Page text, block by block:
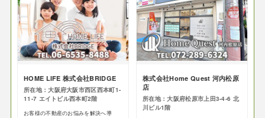
HOME LIFE 株式会社BRIDGE
所在地：大阪府大阪市西区西本町1-
11-7 エイトビル西本町2階
お客様の不動産のお悩みを解決へ導
株式会社Home Quest 河内松原
店
所在地：大阪府松原市上田3-4-6 北
川ビル1階